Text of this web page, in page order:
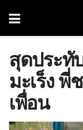
สุดประทั
มะเร็ง พี่
เพื่อน